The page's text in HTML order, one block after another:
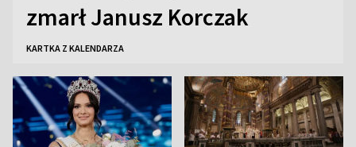
zmarł Janusz Korczak
KARTKA Z KALENDARZA